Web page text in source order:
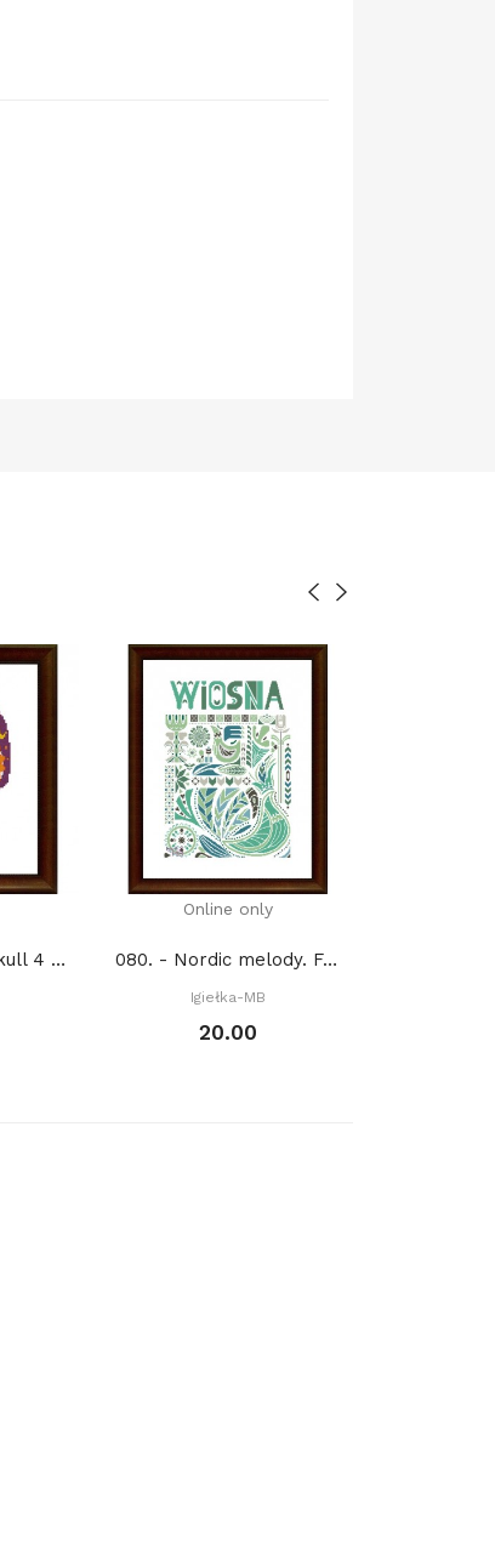
2962. - Mexican skull 4 (PDF)
Online only
080. - Nordic melody. Four seasons - Spring (PDF)
Igiełka-MB
20.00